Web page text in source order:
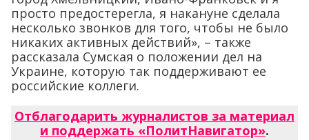
просто предостерегла, я накануне сделала
несколько звонков для того, чтобы не было
никаких активных действий», – также
рассказала Сумская о положении дел на
Украине, которую так поддерживают ее
российские коллеги.
Отблагодарить журналистов за материал
и поддержать «ПолитНавигатор».